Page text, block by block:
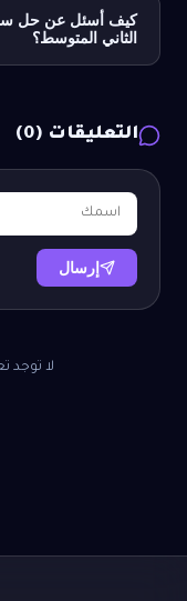
كيف أسئل عن حل
الثاني المتوسط؟
التعليقات (0
)
إرسال
لا توجد